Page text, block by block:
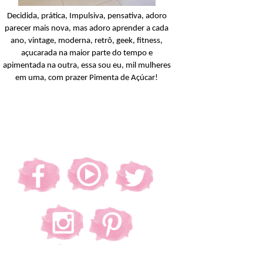
Decidida, prática, Impulsiva, pensativa, adoro
parecer mais nova, mas adoro aprender a cada
ano, vintage, moderna, retrô, geek, fitness,
açucarada na maior parte do tempo e
apimentada na outra, essa sou eu, mil mulheres
em uma, com prazer Pimenta de Açúcar!